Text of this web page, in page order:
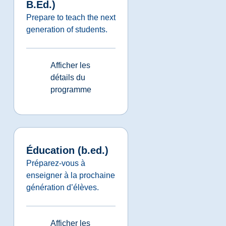
B.Ed.)
Prepare to teach the next
generation of students.
Afficher les
détails du
programme
Éducation (b.ed.)
Préparez-vous à
enseigner à la prochaine
génération d’élèves.
Afficher les